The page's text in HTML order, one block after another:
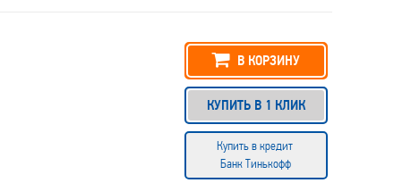
В КОРЗИНУ
КУПИТЬ В 1 КЛИК
Купить в кредит
Банк Тинькофф